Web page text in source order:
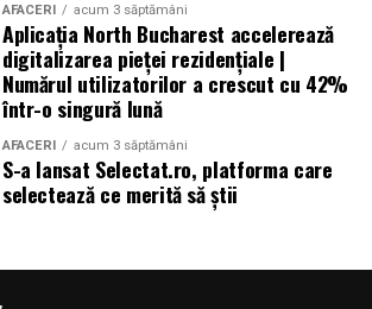
AFACERI acum 3 săptămâni
Aplicația North Bucharest accelerează
digitalizarea pieței rezidențiale |
Numărul utilizatorilor a crescut cu 42%
într-o singură lună
AFACERI acum 3 săptămâni
S-a lansat Selectat.ro, platforma care
selectează ce merită să știi